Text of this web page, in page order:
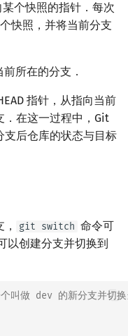
个快照的指针．每次
快照，并将当前分支
所在的分支．
指针，从指向当前
．在这一过程中，Git
支后仓库的状态与目标
git switch 命令可
以创建分支并切换到
叫做 dev 的新分支并切